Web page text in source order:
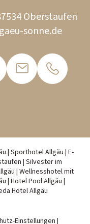
Oberstaufen
sonne.de
| Sporthotel Allgäu | E-
| Silvester im
| Wellnesshotel mit
| Hotel Pool Allgäu |
Hotel Allgäu
Einstellungen|